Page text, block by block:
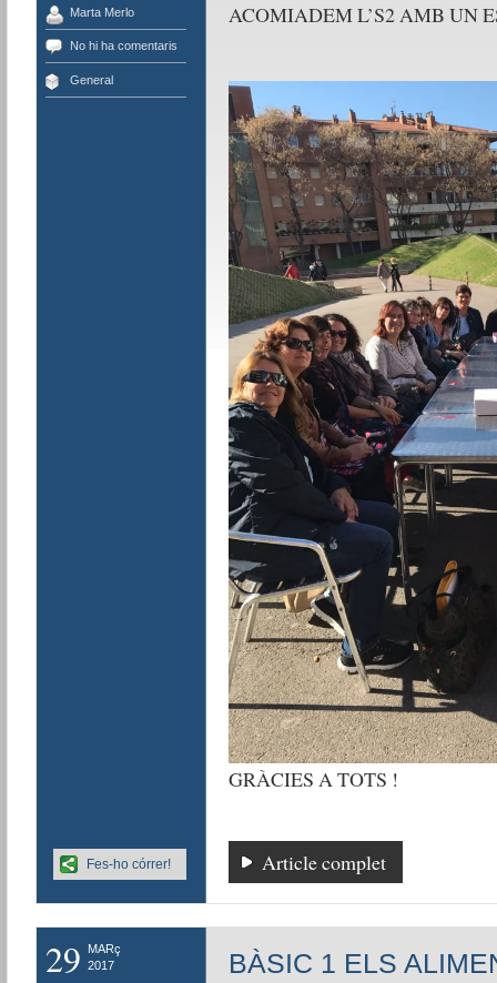
Marta Merlo
No hi ha comentaris
General
ACOMIADEM L’S2 AMB UN
GRÀCIES A TOTS !
Article complet
Fes-ho córrer!
29
MARç
2017
BÀSIC 1 ELS